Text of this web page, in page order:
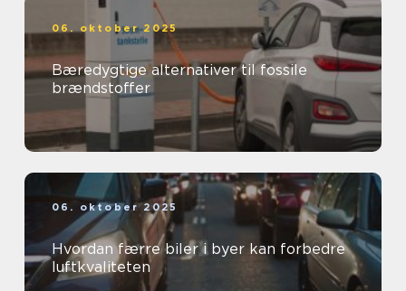
06. oktober 2025
Bæredygtige alternativer til fossile
brændstoffer
06. oktober 2025
Hvordan færre biler i byer kan forbedre
luftkvaliteten